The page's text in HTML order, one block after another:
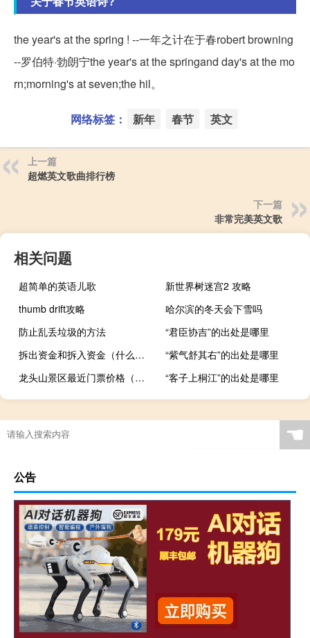
the year's at the spring ! --一年之计在于春robert browning
--罗伯特·勃朗宁the year's at the springand day's at the mo
rn;morning's at seven;the hil。
网络标签： 新年 春节 英文
上一篇
超燃英文歌曲排行榜
下一篇
非常完美英文歌
相关问题
超简单的英语儿歌
新世界树迷宫2 攻略
thumb drift攻略
哈尔滨的冬天会下雪吗
防止乱丢垃圾的方法
“君臣协吉”的出处是哪里
拆出资金和拆入资金（什么是拆出资金）
“紫气舒其右”的出处是哪里
龙头山景区最近门票价格（龙头山）
“客子上桐江”的出处是哪里
☚
公告